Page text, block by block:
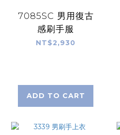
7085SC 男用復古
感刷手服
NT$2,930
ADD TO CART